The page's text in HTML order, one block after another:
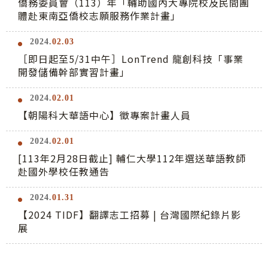
體赴東南亞僑校志願服務作業計畫」
2024.02.03
［即日起至5/31中午］LonTrend 龍創科技「事業
開發儲備幹部實習計畫」
2024.02.01
【朝陽科大華語中心】徵專案計畫人員
2024.02.01
[113年2月28日截止] 輔仁大學112年選送華語教師
赴國外學校任教通告
2024.01.31
【2024 TIDF】翻譯志工招募 | 台灣國際紀錄片影
展